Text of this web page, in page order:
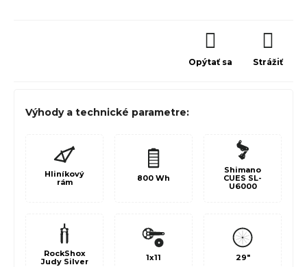
Opýtať sa Strážiť
Výhody a technické parametre:
Hliníkový
rám
800 Wh
Shimano
CUES SL-
U6000
RockShox
Judy Silver
1x11 29"